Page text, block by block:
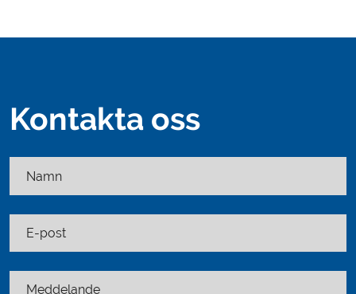
Kontakta oss
Namn
E-post